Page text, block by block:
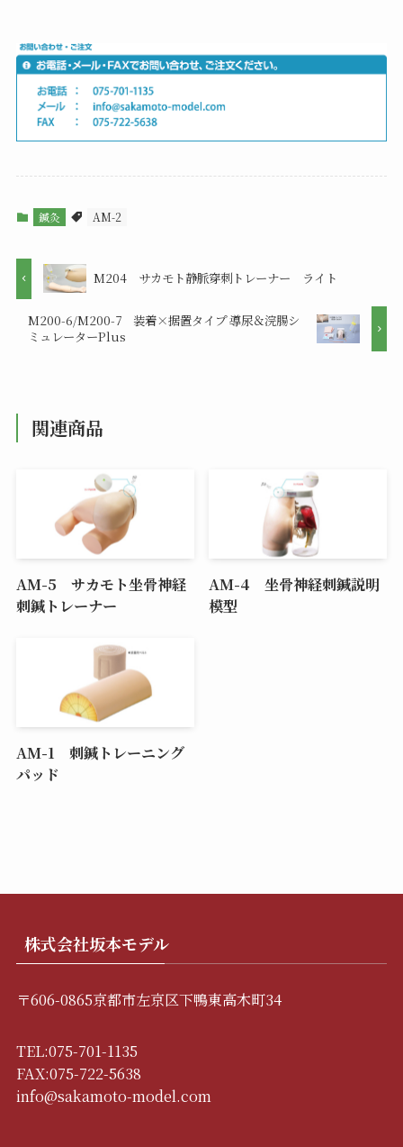
鍼灸 AM-2
M204 サカモト静脈穿刺トレーナー ライト
M200-6/M200-7 装着×据置タイプ 導尿＆浣腸シ
ミュレーターPlus
関連商品
AM-5 サカモト坐骨神経
刺鍼トレーナー
AM-4 坐骨神経刺鍼説明
模型
AM-1 刺鍼トレーニング
パッド
株式会社坂本モデル
〒606-0865京都市左京区下鴨東高木町34
TEL:075-701-1135
FAX:075-722-5638
info@sakamoto-model.com